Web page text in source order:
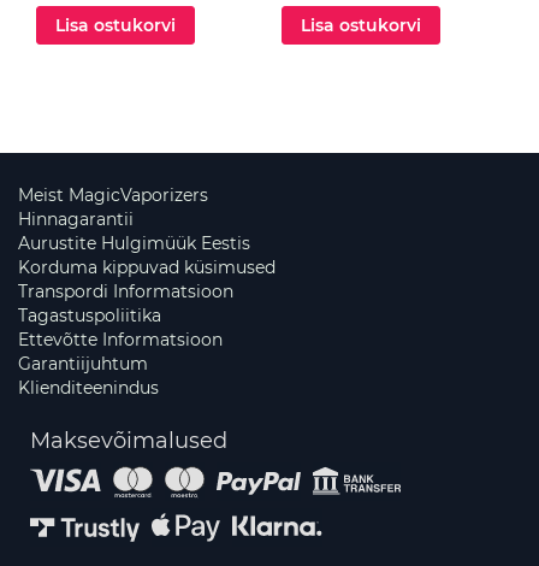
Lisa ostukorvi Lisa ostukorvi
Meist MagicVaporizers
Hinnagarantii
Aurustite Hulgimüük Eestis
Korduma kippuvad küsimused
Transpordi Informatsioon
Tagastuspoliitika
Ettevõtte Informatsioon
Garantiijuhtum
Klienditeenindus
Maksevõimalused